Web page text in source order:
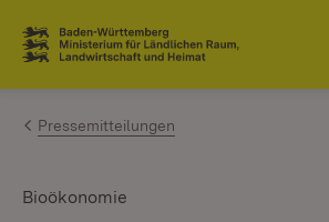
Zum Inhalt springen
Link zur Startseite
Pressemitteilungen
Bioökonomie